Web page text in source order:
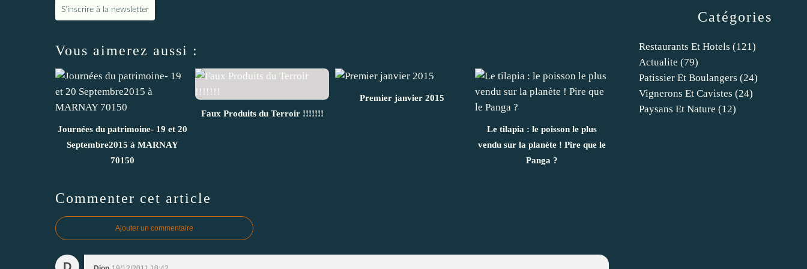
S'inscrire à la newsletter
Vous aimerez aussi :
Journées du patrimoine- 19 et 20
Septembre2015 à MARNAY
70150
Faux Produits du Terroir !!!!!!!
Premier janvier 2015
Le tilapia : le poisson le plus
vendu sur la planète ! Pire que le
Panga ?
Commenter cet article
Ajouter un commentaire
Catégories
Restaurants Et Hotels (121)
Actualite (79)
Patissier Et Boulangers (24)
Vignerons Et Cavistes (24)
Paysans Et Nature (12)